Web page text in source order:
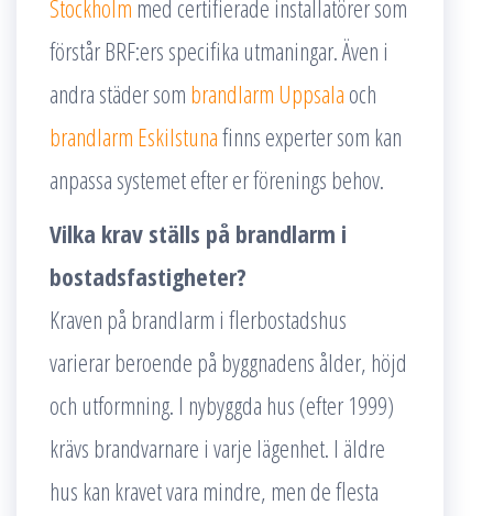
Stockholm med certifierade installatörer som
förstår BRF:ers specifika utmaningar. Även i
andra städer som brandlarm Uppsala och
brandlarm Eskilstunafinns experter som kan
anpassa systemet efter er förenings behov.
Vilka krav ställs på brandlarm i
bostadsfastigheter?
Kraven på brandlarm i flerbostadshus
varierar beroende på byggnadens ålder, höjd
och utformning. I nybyggda hus (efter 1999)
krävs brandvarnare i varje lägenhet. I äldre
hus kan kravet vara mindre, men de flesta